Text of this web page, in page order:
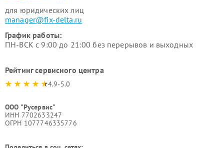
для юридических лиц
manager@fix-delta.ru
График работы:
ПН-ВСК с 9:00 до 21:00 без перерывов и выходных
Рейтинг сервисного центра
4.9-5.0
ООО "Русервис"
ИНН 7702633247
ОГРН 1077746335776